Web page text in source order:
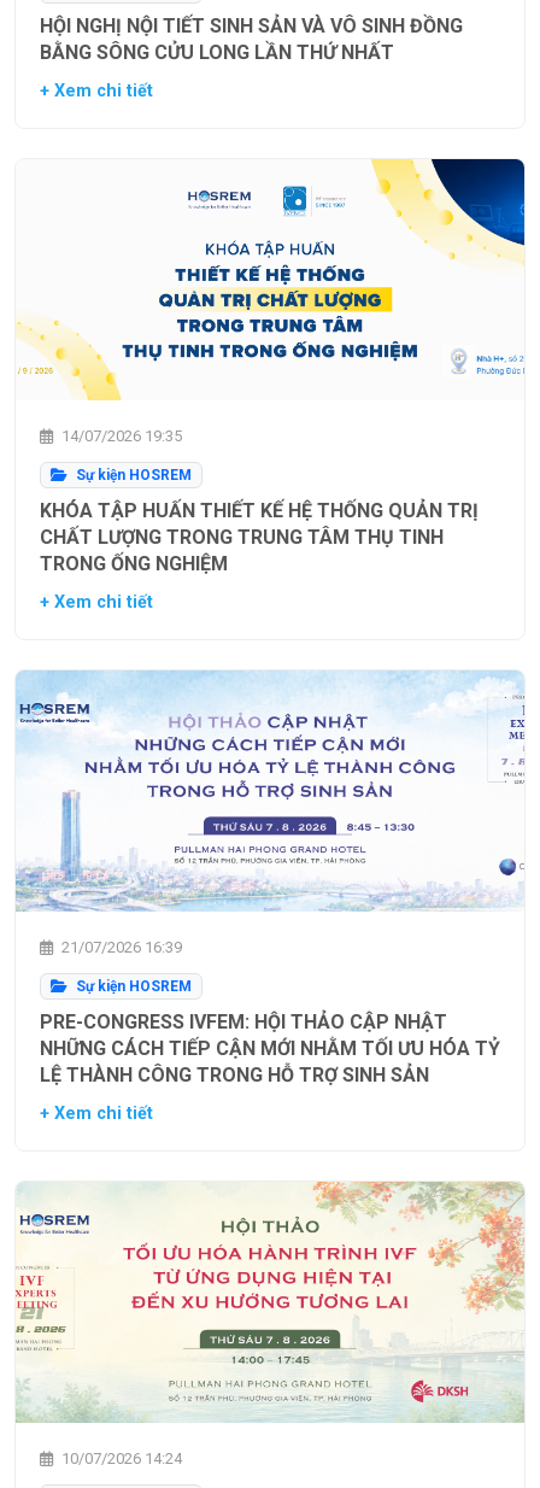
HỘI NGHỊ NỘI TIẾT SINH SẢN VÀ VÔ SINH ĐỒNG
BẰNG SÔNG CỬU LONG LẦN THỨ NHẤT
+ Xem chi tiết
14/07/2026 19:35
Sự kiện HOSREM
KHÓA TẬP HUẤN THIẾT KẾ HỆ THỐNG QUẢN TRỊ
CHẤT LƯỢNG TRONG TRUNG TÂM THỤ TINH
TRONG ỐNG NGHIỆM
+ Xem chi tiết
21/07/2026 16:39
Sự kiện HOSREM
PRE-CONGRESS IVFEM: HỘI THẢO CẬP NHẬT
NHỮNG CÁCH TIẾP CẬN MỚI NHẰM TỐI ƯU HÓA TỶ
LỆ THÀNH CÔNG TRONG HỖ TRỢ SINH SẢN
+ Xem chi tiết
10/07/2026 14:24